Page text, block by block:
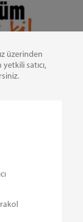
üzerinden
satıcı,